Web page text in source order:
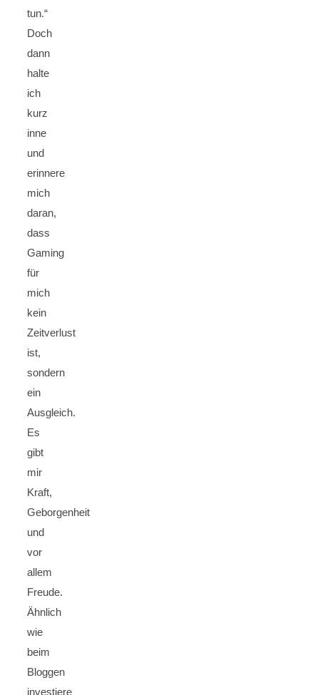
tun.“
Doch
dann
halte
ich
kurz
inne
und
erinnere
mich
daran,
dass
Gaming
für
mich
kein
Zeitverlust
ist,
sondern
ein
Ausgleich.
Es
gibt
mir
Kraft,
Geborgenheit
und
vor
allem
Freude.
Ähnlich
wie
beim
Bloggen
investiere